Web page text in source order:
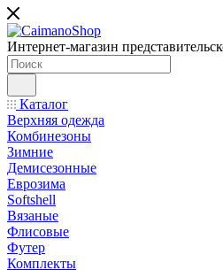
Интернет-магазин
Каталог
Верхняя одежда
Комбинезоны
Зимние
Демисезонные
Еврозима
Softshell
Вязаные
Флисовые
Футер
Комплекты